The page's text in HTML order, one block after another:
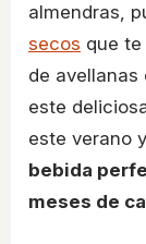
almendras,
secos que
de avellanas
este
este verano y
bebida
meses de